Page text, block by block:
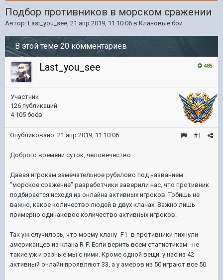
Подбор противников в морском сражении
Автор: Last_you_see, 21 апр 2019, 11:10:06 в Клановые бои
В этой теме 20 комментариев
485
Last_you_see
Участник
126 публикаций
4 105 боёв
#1
Опубликовано: 21 апр 2019, 11:10:06
Доброго времени суток, человечество.
Давая игрокам замечательное рубилово под названием
"морское сражение" разработчики заверили нас, что противник
подбирается исходя из онлайна активных игроков. Тобишь не
важно, какое количество людей в двух кланах. Важно лишь
примерно одинаковое количество активных игроков.
Так уж случилось, что моему клану -F1- в противники пихнули
американцев из клана R-F. Если верить всем статистикам - не
такие уж и разные мы с ними. Кроме одной вещи: у нас из 42
активный онлайн проявляют 33, а у амеров из 50 играют все 50.